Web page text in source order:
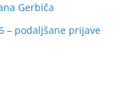
Gerbiča
– podaljšane prijave